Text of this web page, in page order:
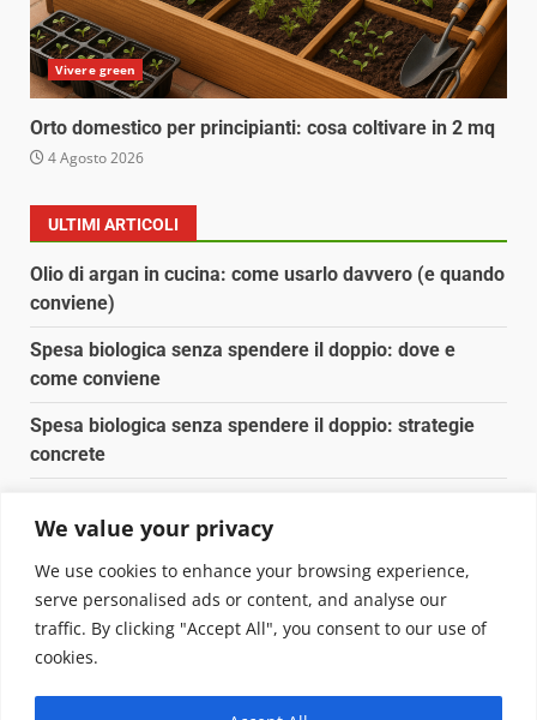
We value your privacy
We use cookies to enhance your browsing experience,
serve personalised ads or content, and analyse our
traffic. By clicking "Accept All", you consent to our use of
cookies.
Vivere green
Orto domestico per principianti: cosa coltivare in 2 mq
4 Agosto 2026
ULTIMI ARTICOLI
Olio di argan in cucina: come usarlo davvero (e quando
conviene)
Spesa biologica senza spendere il doppio: dove e
come conviene
Spesa biologica senza spendere il doppio: strategie
concrete
Pulizia naturale della casa: 3 ingredienti che
sostituiscono 10 prodotti chimici
Copyright © 2025 Biopianeta.it proprietà di Jws Media
Questo blog non è una testata giornalistica, in quanto